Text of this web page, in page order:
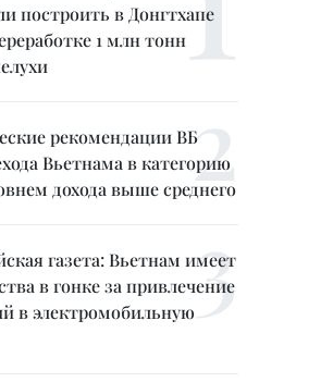
построить в Донгтхапе
1 млн тонн
рекомендации ВБ
Вьетнама в категорию
дохода выше среднего
газета: Вьетнам имеет
в гонке за привлечение
в электромобильную